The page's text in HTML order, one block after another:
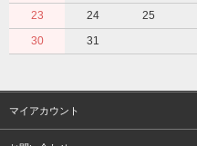
23
24 25
30
31
マイアカウント